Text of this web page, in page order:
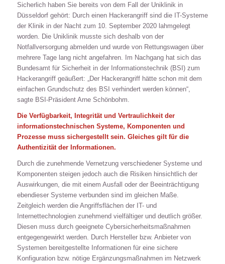
Sicherlich haben Sie bereits von dem Fall der Uniklinik in
Düsseldorf gehört: Durch einen Hackerangriff sind die IT-Systeme
der Klinik in der Nacht zum 10. September 2020 lahmgelegt
worden. Die Uniklinik musste sich deshalb von der
Notfallversorgung abmelden und wurde von Rettungswagen über
mehrere Tage lang nicht angefahren. Im Nachgang hat sich das
Bundesamt für Sicherheit in der Informationstechnik (BSI) zum
Hackerangriff geäußert: „Der Hackerangriff hätte schon mit dem
einfachen Grundschutz des BSI verhindert werden können“,
sagte BSI-Präsident Arne Schönbohm.
Die Verfügbarkeit, Integrität und Vertraulichkeit der
informationstechnischen Systeme, Komponenten und
Prozesse muss sichergestellt sein. Gleiches gilt für die
Authentizität der Informationen.
Durch die zunehmende Vernetzung verschiedener Systeme und
Komponenten steigen jedoch auch die Risiken hinsichtlich der
Auswirkungen, die mit einem Ausfall oder der Beeinträchtigung
ebendieser Systeme verbunden sind im gleichen Maße.
Zeitgleich werden die Angriffsflächen der IT- und
Internettechnologien zunehmend vielfältiger und deutlich größer.
Diesen muss durch geeignete Cybersicherheitsmaßnahmen
entgegengewirkt werden. Durch Hersteller bzw. Anbieter von
Systemen bereitgestellte Informationen für eine sichere
Konfiguration bzw. nötige Ergänzungsmaßnahmen im Netzwerk